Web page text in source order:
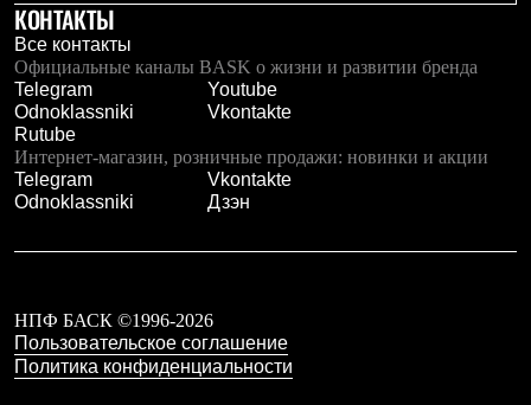
КОНТАКТЫ
Все контакты
Официальные каналы BASK о жизни и развитии бренда
Telegram
Youtube
Odnoklassniki
Vkontakte
Rutube
Интернет-магазин, розничные продажи: новинки и акции
Telegram
Vkontakte
Odnoklassniki
Дзэн
НПФ БАСК ©1996-2026
Пользовательское соглашение
Политика конфиденциальности